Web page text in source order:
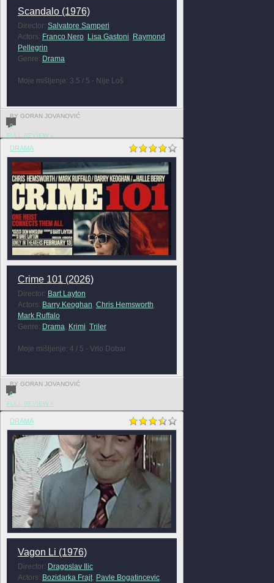
Scandalo (1976)
Director: Salvatore Samperi
Actors: Franco Nero, Lisa Gastoni, Raymond
Pellegrin
Genre: Drama
Moje mišljenje: 3.5 / 5 - Nije Loš
BY GORAN JOVANOVIĆ
0
FULL REVIEW »
DRAMA
Crime 101 (2026)
Director: Bart Layton
Actors: Barry Keoghan, Chris Hemsworth,
Mark Ruffalo
Genre: Drama, Krimi, Triler
Moje mišljenje: 4 / 5 - Vrlo Dobar
BY GORAN JOVANOVIĆ
0
FULL REVIEW »
DRAMA
Vagon Li (1976)
Director: Dragoslav Ilic
Actors: Bozidarka Frajt, Pavle Bogatincevic,